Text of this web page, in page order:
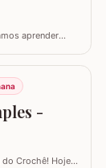
aprender
no blog a versão
clicando
combina com
-
Crochê! Hoje